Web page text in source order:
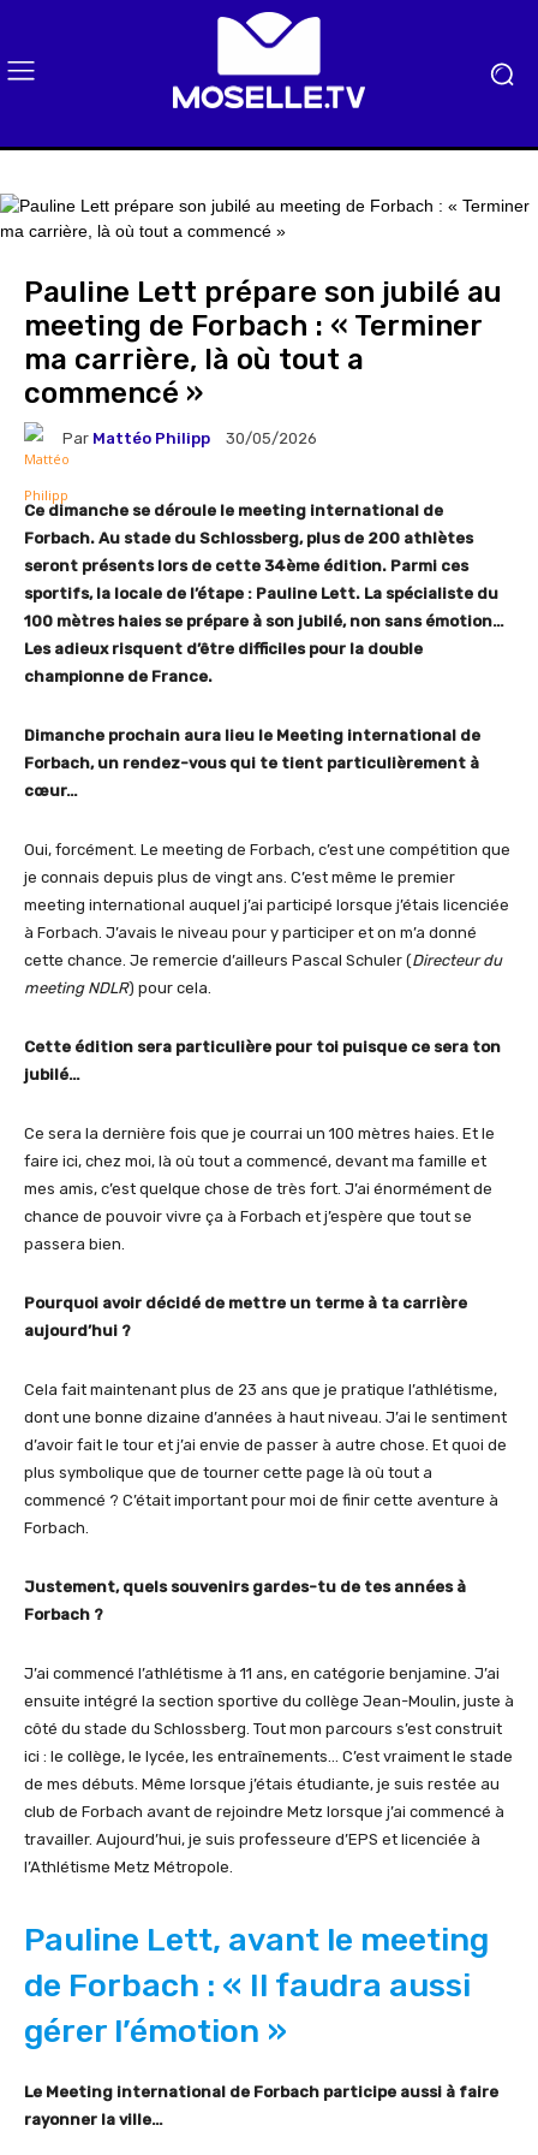
Pauline Lett prépare son jubilé au
meeting de Forbach : « Terminer
ma carrière, là où tout a
commencé »
Par Mattéo Philipp 30/05/2026
Ce dimanche se déroule le meeting international de
Forbach. Au stade du Schlossberg, plus de 200 athlètes
seront présents lors de cette 34ème édition. Parmi ces
sportifs, la locale de l’étape : Pauline Lett. La spécialiste du
100 mètres haies se prépare à son jubilé, non sans émotion…
Les adieux risquent d’être difficiles pour la double
championne de France.
Dimanche prochain aura lieu le Meeting international de
Forbach, un rendez-vous qui te tient particulièrement à
cœur…
Oui, forcément. Le meeting de Forbach, c’est une compétition que
je connais depuis plus de vingt ans. C’est même le premier
meeting international auquel j’ai participé lorsque j’étais licenciée
à Forbach. J’avais le niveau pour y participer et on m’a donné
cette chance. Je remercie d’ailleurs Pascal Schuler (Directeur du
meeting NDLR) pour cela.
Cette édition sera particulière pour toi puisque ce sera ton
jubilé…
Ce sera la dernière fois que je courrai un 100 mètres haies. Et le
faire ici, chez moi, là où tout a commencé, devant ma famille et
mes amis, c’est quelque chose de très fort. J’ai énormément de
chance de pouvoir vivre ça à Forbach et j’espère que tout se
passera bien.
Pourquoi avoir décidé de mettre un terme à ta carrière
aujourd’hui ?
Cela fait maintenant plus de 23 ans que je pratique l’athlétisme,
dont une bonne dizaine d’années à haut niveau. J’ai le sentiment
d’avoir fait le tour et j’ai envie de passer à autre chose. Et quoi de
plus symbolique que de tourner cette page là où tout a
commencé ? C’était important pour moi de finir cette aventure à
Forbach.
Justement, quels souvenirs gardes-tu de tes années à
Forbach ?
J’ai commencé l’athlétisme à 11 ans, en catégorie benjamine. J’ai
ensuite intégré la section sportive du collège Jean-Moulin, juste à
côté du stade du Schlossberg. Tout mon parcours s’est construit
ici : le collège, le lycée, les entraînements… C’est vraiment le stade
de mes débuts. Même lorsque j’étais étudiante, je suis restée au
club de Forbach avant de rejoindre Metz lorsque j’ai commencé à
travailler. Aujourd’hui, je suis professeure d’EPS et licenciée à
l’Athlétisme Metz Métropole.
Pauline Lett, avant le meeting
de Forbach : « Il faudra aussi
gérer l’émotion »
Le Meeting international de Forbach participe aussi à faire
rayonner la ville…